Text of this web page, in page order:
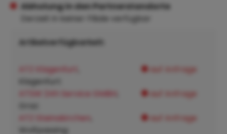
Abholung in den Partnerstandorte
Derzeit in keiner Filiale verfügbar
Artikelverfügbarkeit:
ATZ Klagenfurt
Klagenfurt:
auf Anfrage
ATSW 24h Service GMBH auf Anfrage
ATZ Steinakirchen
Wolfpassing:
auf Anfrage